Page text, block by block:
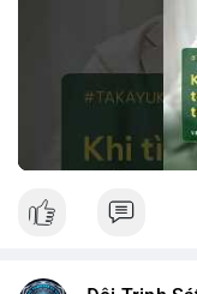
🎥 Xem video trực
Nguồn: VIETSUCCESS